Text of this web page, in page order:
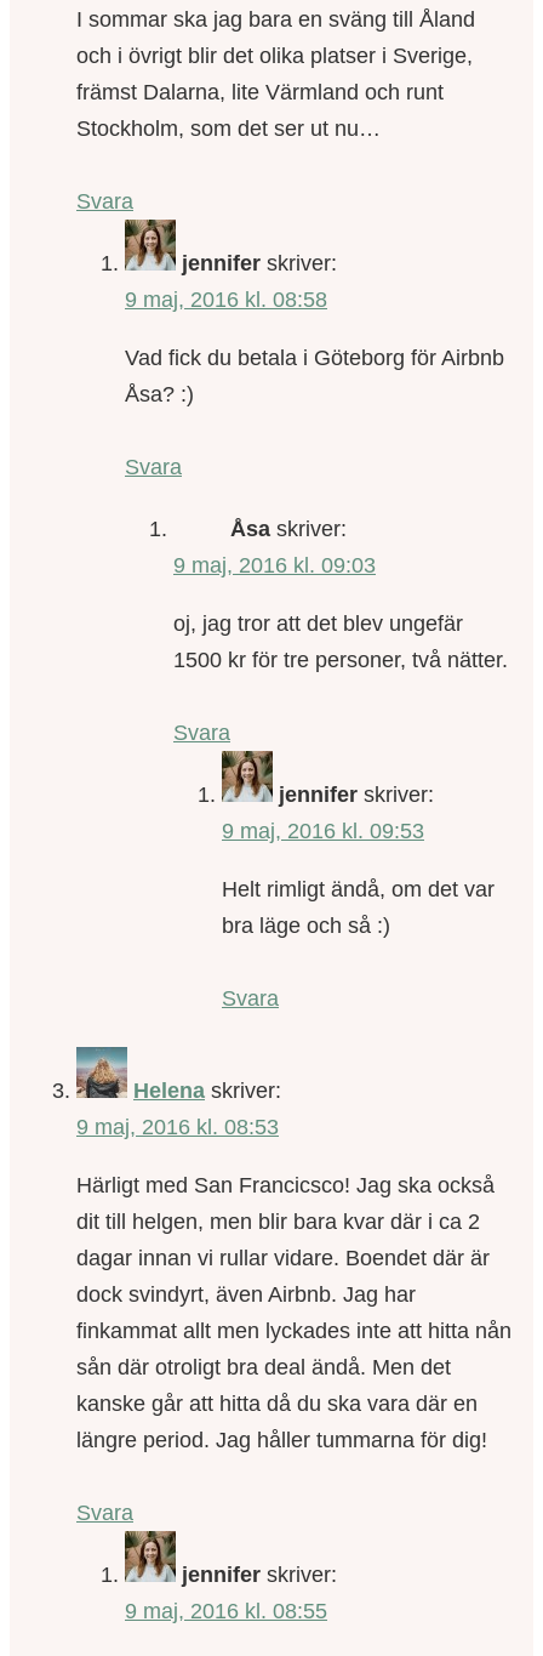
I sommar ska jag bara en sväng till Åland
och i övrigt blir det olika platser i Sverige,
främst Dalarna, lite Värmland och runt
Stockholm, som det ser ut nu…
Svara
jennifer skriver:
9 maj, 2016 kl. 08:58
Vad fick du betala i Göteborg för Airbnb
Åsa? :)
Svara
Åsa skriver:
9 maj, 2016 kl. 09:03
oj, jag tror att det blev ungefär
1500 kr för tre personer, två nätter.
Svara
jennifer skriver:
9 maj, 2016 kl. 09:53
Helt rimligt ändå, om det var
bra läge och så :)
Svara
Helena skriver:
9 maj, 2016 kl. 08:53
Härligt med San Francicsco! Jag ska också
dit till helgen, men blir bara kvar där i ca 2
dagar innan vi rullar vidare. Boendet där är
dock svindyrt, även Airbnb. Jag har
finkammat allt men lyckades inte att hitta nån
sån där otroligt bra deal ändå. Men det
kanske går att hitta då du ska vara där en
längre period. Jag håller tummarna för dig!
Svara
jennifer skriver:
9 maj, 2016 kl. 08:55